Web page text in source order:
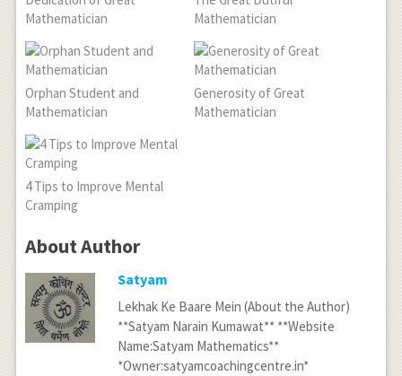
Mathematician
Mathematician
Orphan Student and
Mathematician
Generosity of Great
Mathematician
4 Tips to Improve Mental
Cramping
About Author
Satyam
Lekhak Ke Baare Mein (About the Author)
**Satyam Narain Kumawat** **Website
Name:Satyam Mathematics**
*Owner:satyamcoachingcentre.in*